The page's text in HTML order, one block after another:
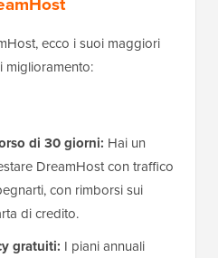
ecco i suoi maggiori
miglioramento:
di 30 giorni: Hai un
DreamHost con traffico
con rimborsi sui
di credito.
gratuiti: I piani annuali